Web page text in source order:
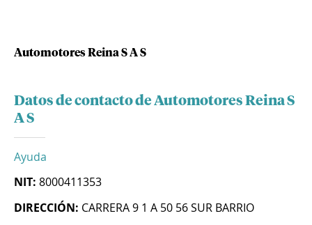
Automotores Reina S A S
Datos de contacto de Automotores Reina S
A S
Ayuda
NIT: 8000411353
DIRECCIÓN: CARRERA 9 1 A 50 56 SUR BARRIO